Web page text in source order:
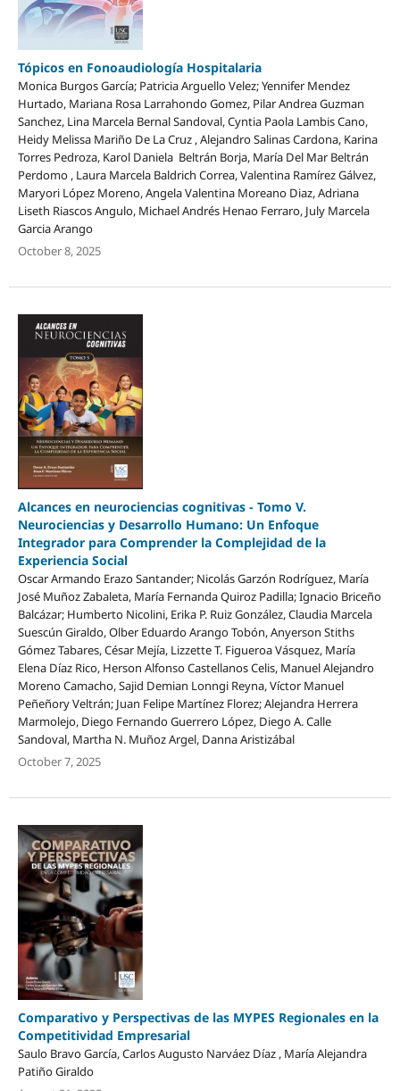
Tópicos en Fonoaudiología Hospitalaria
Monica Burgos García; Patricia Arguello Velez; Yennifer Mendez
Hurtado, Mariana Rosa Larrahondo Gomez, Pilar Andrea Guzman
Sanchez, Lina Marcela Bernal Sandoval, Cyntia Paola Lambis Cano,
Heidy Melissa Mariño De La Cruz , Alejandro Salinas Cardona, Karina
Torres Pedroza, Karol Daniela Beltrán Borja, María Del Mar Beltrán
Perdomo , Laura Marcela Baldrich Correa, Valentina Ramírez Gálvez,
Maryori López Moreno, Angela Valentina Moreano Diaz, Adriana
Liseth Riascos Angulo, Michael Andrés Henao Ferraro, July Marcela
Garcia Arango
October 8, 2025
Alcances en neurociencias cognitivas - Tomo V.
Neurociencias y Desarrollo Humano: Un Enfoque
Integrador para Comprender la Complejidad de la
Experiencia Social
Oscar Armando Erazo Santander; Nicolás Garzón Rodríguez, María
José Muñoz Zabaleta, María Fernanda Quiroz Padilla; Ignacio Briceño
Balcázar; Humberto Nicolini, Erika P. Ruiz González, Claudia Marcela
Suescún Giraldo, Olber Eduardo Arango Tobón, Anyerson Stiths
Gómez Tabares, César Mejía, Lizzette T. Figueroa Vásquez, María
Elena Díaz Rico, Herson Alfonso Castellanos Celis, Manuel Alejandro
Moreno Camacho, Sajid Demian Lonngi Reyna, Víctor Manuel
Peñeñory Veltrán; Juan Felipe Martínez Florez; Alejandra Herrera
Marmolejo, Diego Fernando Guerrero López, Diego A. Calle
Sandoval, Martha N. Muñoz Argel, Danna Aristizábal
October 7, 2025
Comparativo y Perspectivas de las MYPES Regionales en la
Competitividad Empresarial
Saulo Bravo García, Carlos Augusto Narváez Díaz , María Alejandra
Patiño Giraldo